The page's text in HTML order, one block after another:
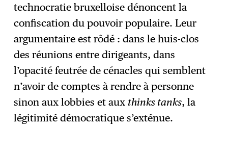
technocratie bruxelloise dénoncent la
confiscation du pouvoir populaire. Leur
argumentaire est rôdé : dans le huis-clos
des réunions entre dirigeants, dans
l’opacité feutrée de cénacles qui semblent
n’avoir de comptes à rendre à personne
sinon aux lobbies et aux thinks tanks, la
légitimité démocratique s’exténue.